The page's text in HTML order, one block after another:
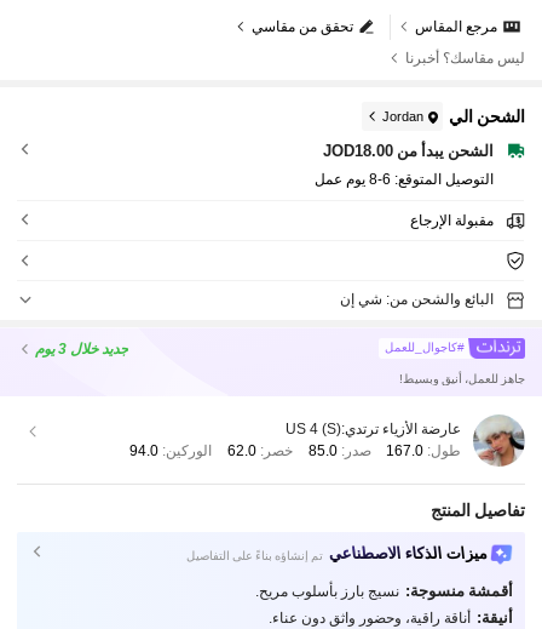
تحقق من مقاسي
مرجع المقاس
ليس مقاسك؟ أخبرنا
الشحن الي Jordan
الشحن يبدأ من JOD18.00
التوصيل المتوقع: 6-8 يوم عمل
مقبولة الإرجاع
البائع والشحن من: شي إن
#كاجوال_للعمل جديدخلال 3 يوم
جاهز للعمل، أنيق وبسيط!
عارضة الأزياء ترتدي:US 4 (S)
طول: 167.0 صدر:85.0 خصر: 62.0 الوركين: 94.0
تفاصيل المنتج
ميزات الذكاء الاصطناعي تم إنشاؤه بناءً على التفاصيل
أقمشة منسوجة: نسيج بارز بأسلوب مريح.
أنيقة: أناقة راقية، وحضور واثق دون عناء.